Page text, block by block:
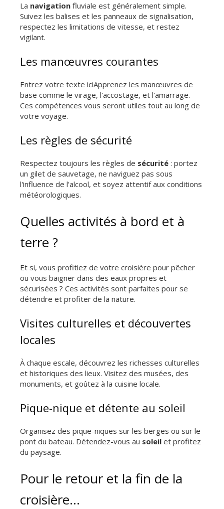
La navigation fluviale est généralement simple.
Suivez les balises et les panneaux de signalisation,
respectez les limitations de vitesse, et restez
vigilant.
Les manœuvres courantes
Entrez votre texte iciApprenez les manœuvres de
base comme le virage, l'accostage, et l'amarrage.
Ces compétences vous seront utiles tout au long de
votre voyage.
Les règles de sécurité
Respectez toujours les règles de sécurité : portez
un gilet de sauvetage, ne naviguez pas sous
l'influence de l'alcool, et soyez attentif aux conditions
météorologiques.
Quelles activités à bord et à
terre ?
Et si, vous profitiez de votre croisière pour pêcher
ou vous baigner dans des eaux propres et
sécurisées ? Ces activités sont parfaites pour se
détendre et profiter de la nature.
Visites culturelles et découvertes
locales
À chaque escale, découvrez les richesses culturelles
et historiques des lieux. Visitez des musées, des
monuments, et goûtez à la cuisine locale.
Pique-nique et détente au soleil
Organisez des pique-niques sur les berges ou sur le
pont du bateau. Détendez-vous au soleil et profitez
du paysage.
Pour le retour et la fin de la
croisière…